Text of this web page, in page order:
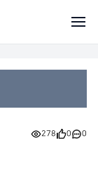
278 0 0